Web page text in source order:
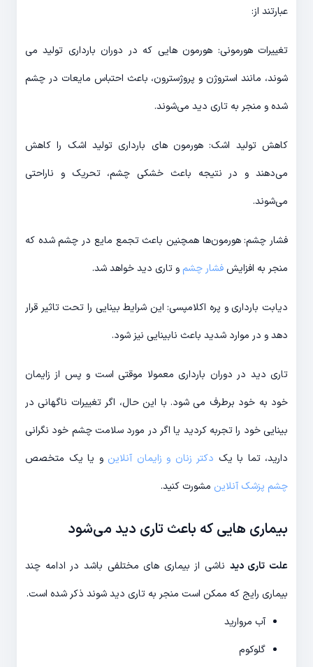
عبارتند از:
تغییرات هورمونی: هورمون هایی که در دوران بارداری تولید می
شوند، مانند استروژن و پروژسترون، باعث احتباس مایعات در چشم
شده و منجر به تاری دید می‌شوند.
کاهش تولید اشک: هورمون های بارداری تولید اشک را کاهش
می‌دهند و در نتیجه باعث خشکی چشم، تحریک و ناراحتی
می‌شوند.
فشار چشم: هورمون‌ها همچنین باعث تجمع مایع در چشم شده که
منجر به افزایش فشار چشم و تاری دید خواهد شد.
دیابت بارداری و پره اکلامپسی: این شرایط بینایی را تحت تاثیر قرار
دهد و در موارد شدید باعث نابینایی نیز شود.
تاری دید در دوران بارداری معمولا موقتی است و پس از زایمان
خود به خود برطرف می شود. با این حال، اگر تغییرات ناگهانی در
بینایی خود را تجربه کردید یا اگر در مورد سلامت چشم خود نگرانی
دارید، تما با یک دکتر زنان و زایمان آنلاین و یا یک متخصص
چشم پزشک آنلاین مشورت کنید.
بیماری هایی که باعث تاری دید می‌شود
علت تاری دید ناشی از بیماری های مختلفی باشد در ادامه چند
بیماری رایج که ممکن است منجر به تاری دید شوند ذکر شده است.
آب مروارید
گلوکوم